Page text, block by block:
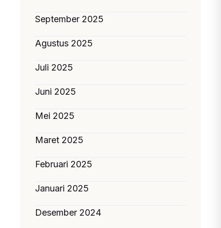
September 2025
Agustus 2025
Juli 2025
Juni 2025
Mei 2025
Maret 2025
Februari 2025
Januari 2025
Desember 2024